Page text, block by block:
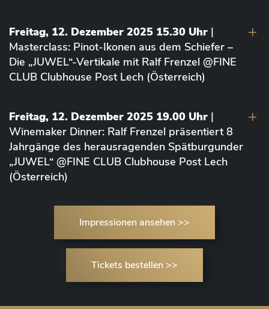
Freitag, 12. Dezember 2025 15.30 Uhr |
Masterclass: Pinot-Ikonen aus dem Schiefer –
Die „JUWEL“-Vertikale mit Ralf Frenzel @FINE
CLUB Clubhouse Post Lech (Österreich)
Freitag, 12. Dezember 2025 19.00 Uhr |
Winemaker Dinner: Ralf Frenzel präsentiert 8
Jahrgänge des herausragenden Spätburgunder
„JUWEL“ @FINE CLUB Clubhouse Post Lech
(Österreich)
Impressionen ansehen >>
Tickets bestellen >>